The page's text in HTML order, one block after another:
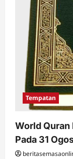
Tempatan
World Quran
Pada 31